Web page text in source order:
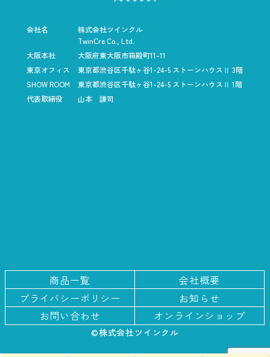
会社名
株式会社ツインクル
TwinCre Co., Ltd.
大阪本社
大阪府東大阪市箱殿町11-11
東京オフィス
東京都渋谷区千駄ヶ谷1-24-5 ストーンハウスⅡ 3階
SHOW ROOM
東京都渋谷区千駄ヶ谷1-24-5 ストーンハウスⅡ 1階
代表取締役
山本 謙司
商品一覧
会社概要
プライバシーポリシー
お知らせ
お問い合わせ
オンラインショップ
©株式会社ツインクル